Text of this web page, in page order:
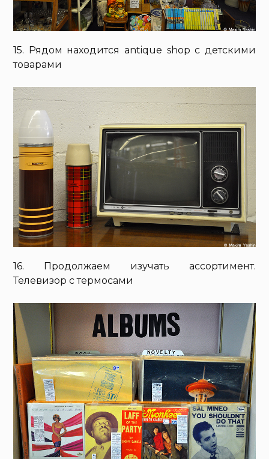
15. Рядом находится antique shop с детскими
товарами
16. Продолжаем изучать ассортимент.
Телевизор с термосами